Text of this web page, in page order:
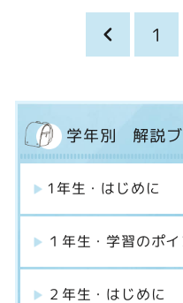
ー
ジ
1
学年別 解説
1年生・はじめに
１年生・学習のポイ
２年生・はじめに